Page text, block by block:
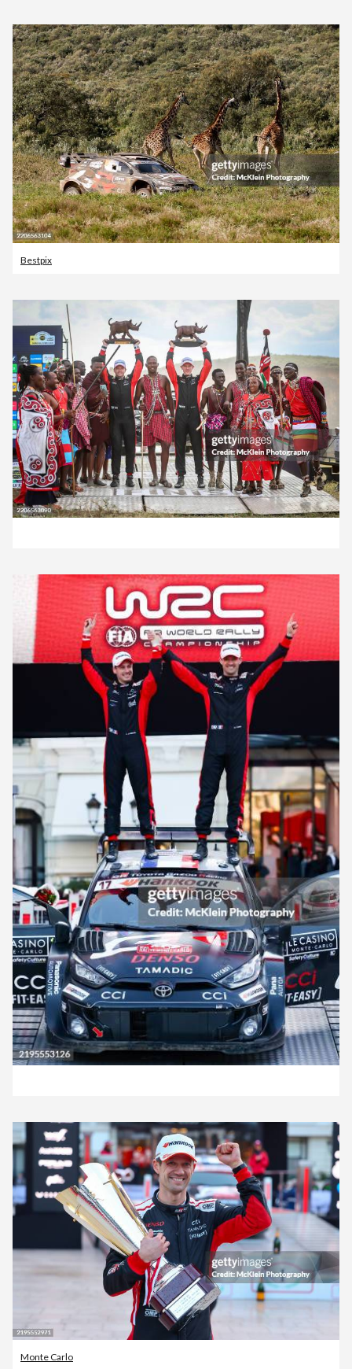
Bestpix
Monte Carlo